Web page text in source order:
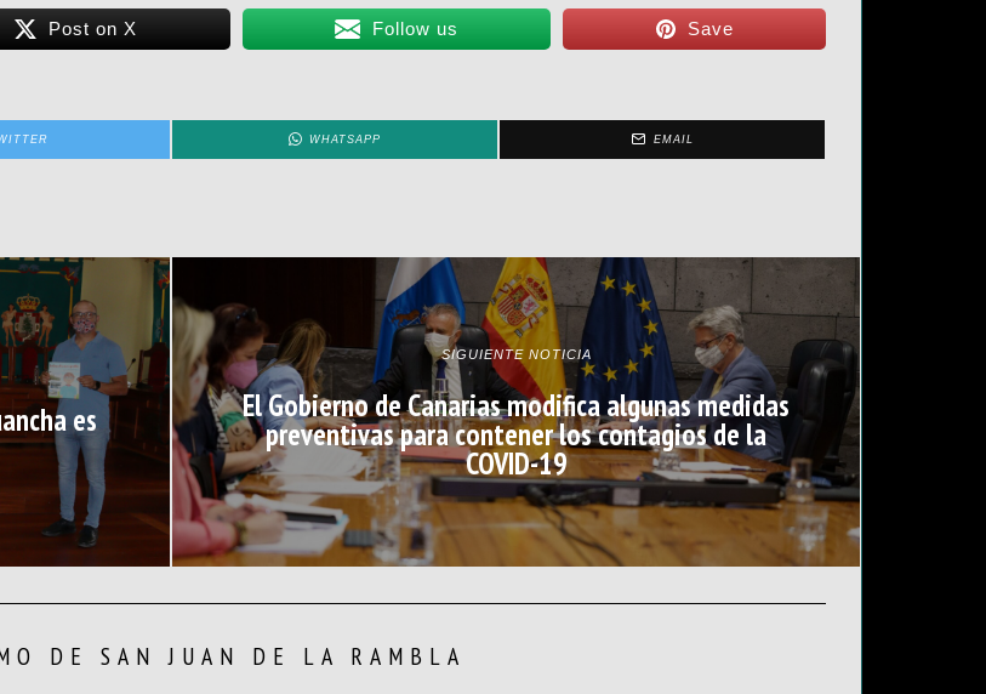
Post on X Follow us Save
WHATSAPP EMAIL
es
SIGUIENTE NOTICIA
El Gobierno de Canarias modifica algunas medidas
preventivas para contener los contagios de la
COVID-19
DE SAN JUAN DE LA RAMBLA